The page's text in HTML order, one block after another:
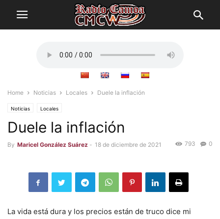
Home Noticias Locales Duele la inflación
Noticias Locales
Duele la inflación
By Maricel González Suárez - 18 de diciembre de 2021 0
793
La vida está dura y los precios están de truco dice mi